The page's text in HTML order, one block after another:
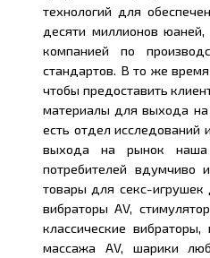
технологий для
десяти миллионов
компанией по
стандартов. В то же
чтобы предоставить
материалы для выхода на
есть отдел исследований
выхода на рынок наша
потребителей вдумчиво
товары для секс-игрушек
вибраторы AV,
классические
массажа AV, шарики